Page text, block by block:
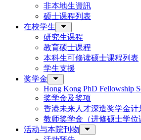
非本地生資訊
硕士课程列表
在校学生
研究生课程
教育硕士课程
本科生可修读硕士课程列表
学生支援
奖学金
Hong Kong PhD Fellowship
奖学金及奖项
香港未来人才深造奖学金计
教师奖学金（进修硕士学位
活动与本院刊物